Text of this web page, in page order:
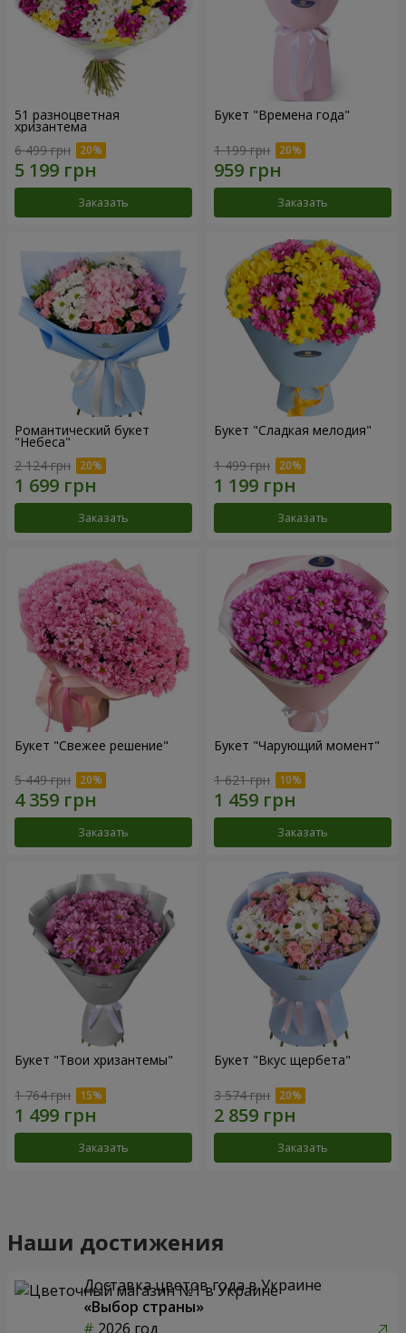
51 разноцветная
хризантема
6 499 грн
Заказать
Букет "Времена года"
1 199 грн
Заказать
Романтический букет
"Небеса"
2 124 грн
Заказать
Букет "Сладкая мелодия"
1 499 грн
Заказать
Букет "Свежее решение"
5 449 грн
Заказать
Букет "Чарующий момент"
1 621 грн
Заказать
Букет "Твои хризантемы"
1 764 грн
Заказать
Букет "Вкус щербета"
3 574 грн
Заказать
Наши достижения
Доставка цветов года в Украине
«Выбор страны»
2026 год